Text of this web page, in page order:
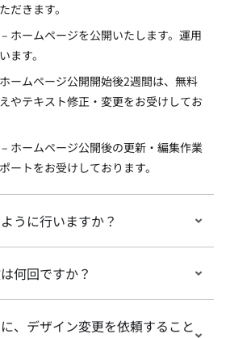
だきます。
– ホームページを公開いたします。運用
ます。
ームページ公開開始後2週間は、無料
やテキスト修正・変更をお受けしてお
– ホームページ公開後の更新・編集作業
ートをお受けしております。
うに行いますか？
何回ですか？
、デザイン変更を依頼すること